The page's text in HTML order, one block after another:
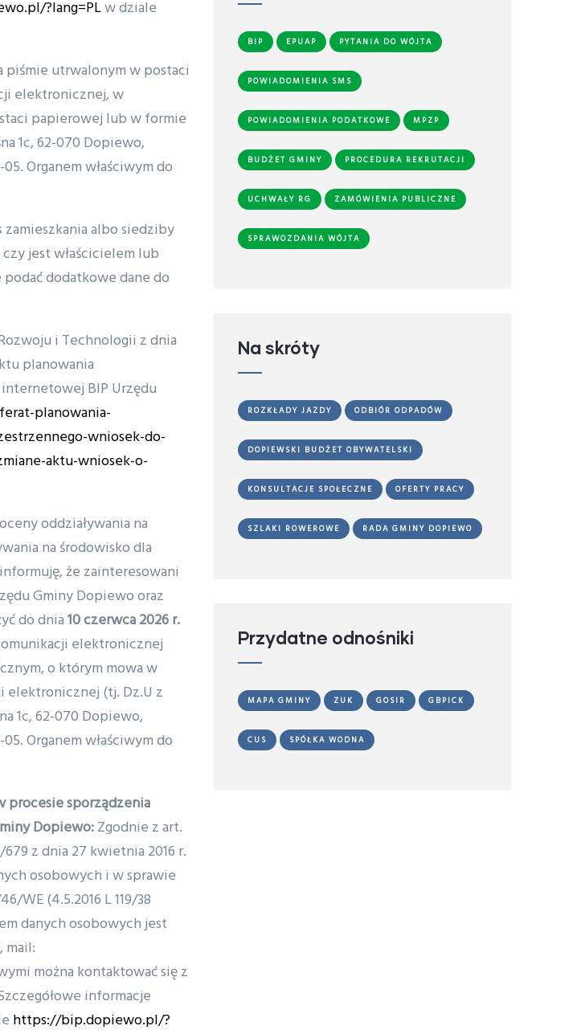
?lang=PLw dziale
piśmie utrwalonym w postaci
elektronicznej, w
papierowej lub w formie
1c, 62-070 Dopiewo,
Organem właściwym do
zamieszkania albo siedziby
jest właścicielem lub
dodatkowe dane do
i Technologii z dnia
planowania
BIP Urzędu
planowania-
wniosek-do-
aktu-wniosek-o-
oddziaływania na
na środowisko dla
że zainteresowani
Gminy Dopiewo oraz
do dnia10 czerwca 2026 r.
elektronicznej
o którym mowa w
elektronicznej (tj. Dz.U z
1c, 62-070 Dopiewo,
Organem właściwym do
procesie sporządzenia
Dopiewo:Zgodnie z art.
z dnia 27 kwietnia 2016 r.
osobowych i w sprawie
WE (4.5.2016 L 119/38
danych osobowych jest
mail:
można kontaktować się z
informacje
https://bip.dopiewo.pl/?
BIP EPUAP PYTANIA DO WÓJTA
POWIADOMIENIA SMS
POWIADOMIENIA PODATKOWE MPZP
BUDŻET GMINY PROCEDURA REKRUTACJI
UCHWAŁY RG ZAMÓWIENIA PUBLICZNE
SPRAWOZDANIA WÓJTA
Na skróty
ROZKŁADY JAZDY ODBIÓR ODPADÓW
DOPIEWSKI BUDŻET OBYWATELSKI
KONSULTACJE SPOŁECZNE OFERTY PRACY
SZLAKI ROWEROWE RADA GMINY DOPIEWO
Przydatne odnośniki
MAPA GMINY ZUK GOSIR GBPICK
CUS SPÓŁKA WODNA